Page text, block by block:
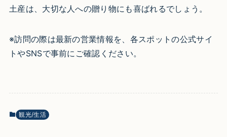
土産は、大切な人への贈り物にも喜ばれるでしょう。
※訪問の際は最新の営業情報を、各スポットの公式サイ
トやSNSで事前にご確認ください。
観光/生活